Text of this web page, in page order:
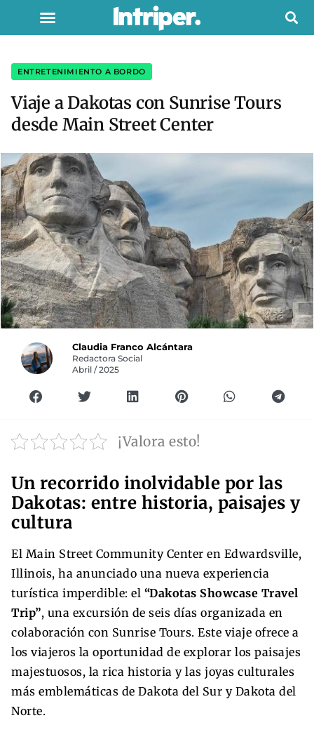
ENTRETENIMIENTO A BORDO
Viaje a Dakotas con Sunrise Tours
desde Main Street Center
Claudia Franco Alcántara
Redactora Social
Abril / 2025
¡Valora esto!
Un recorrido inolvidable por las
Dakotas: entre historia, paisajes y
cultura
El Main Street Community Center en Edwardsville,
Illinois, ha anunciado una nueva experiencia
turística imperdible: el “Dakotas Showcase Travel
Trip”, una excursión de seis días organizada en
colaboración con Sunrise Tours. Este viaje ofrece a
los viajeros la oportunidad de explorar los paisajes
majestuosos, la rica historia y las joyas culturales
más emblemáticas de Dakota del Sur y Dakota del
Norte.